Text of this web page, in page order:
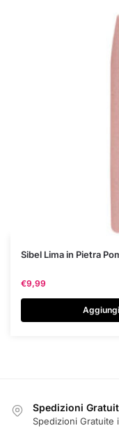
Sibel Lima in Pietra
€9,99
Spedizioni
Spedizioni